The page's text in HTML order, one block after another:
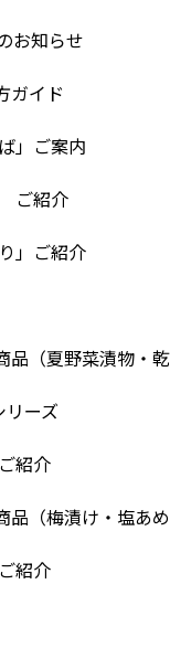
お知らせ
ガイド
」ご案内
ご紹介
」ご紹介
品（夏野菜漬物・
リーズ
紹介
品（梅漬け・塩あ
紹介